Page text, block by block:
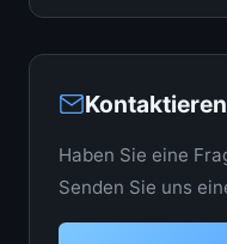
Haben Sie eine
Senden Sie uns